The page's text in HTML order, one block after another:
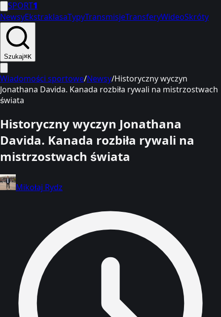
SPORT1
NewsyEkstraklasaTypyTransmisjeTransferyWideoSkróty
Szukaj⌘K
Wiadomości sportowe/Newsy/Historyczny wyczyn
Jonathana Davida. Kanada rozbiła rywali na mistrzostwach
świata
Historyczny wyczyn Jonathana
Davida. Kanada rozbiła rywali na
mistrzostwach świata
Mikołaj Rydz